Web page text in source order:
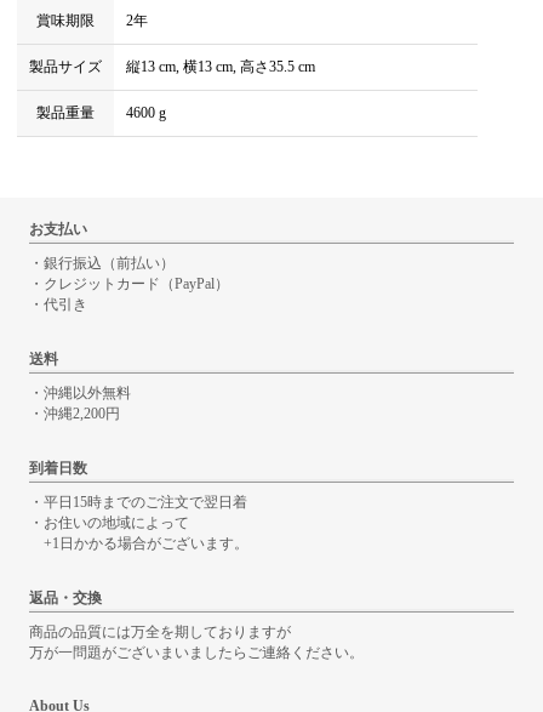
賞味期限 2年
製品サイズ 縦13 cm, 横13 cm, 高さ35.5 cm
製品重量 4600 g
お支払い
・銀行振込（前払い）
・クレジットカード（PayPal）
・代引き
送料
・沖縄以外無料
・沖縄2,200円
到着日数
・平日15時までのご注文で翌日着
・お住いの地域によって
+1日かかる場合がございます。
返品・交換
商品の品質には万全を期しておりますが
万が一問題がございまいましたらご連絡ください。
About Us